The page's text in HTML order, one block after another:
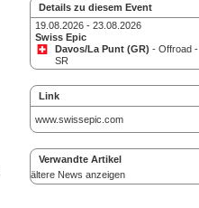
Details zu diesem Event
19.08.2026 - 23.08.2026
Swiss Epic
Davos/La Punt (GR) - Offroad -
SR
Link
www.swissepic.com
Verwandte Artikel
ältere News anzeigen